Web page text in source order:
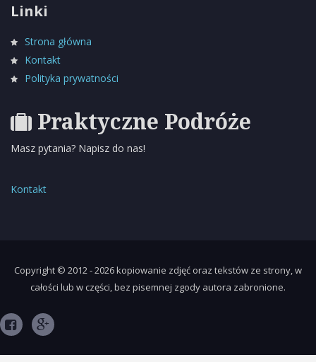
Linki
Strona główna
Kontakt
Polityka prywatności
Praktyczne Podróże
Masz pytania? Napisz do nas!
Kontakt
Copyright © 2012 - 2026 kopiowanie zdjęć oraz tekstów ze strony, w
całości lub w części, bez pisemnej zgody autora zabronione.